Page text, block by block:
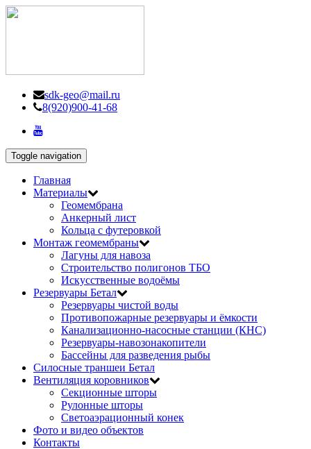
sdk-geo@mail.ru
8(920)900-41-68
Toggle navigation
Главная
Материалы
Геомембрана
Анкерный лист
Кольца с футеровкой
Монтаж геомембраны
Лагуны для навоза
Строительство полигонов ТБО
Искусственные водоёмы
Резервуары Бетал
Резервуары чистой воды
Противопожарные резервуары и ёмкости
Канализационно-насосные станции (КНС)
Резервуары-навозонакопители
Бассейны для разведения рыбы
Силосные траншеи Бетал
Вентиляция коровников
Секционные шторы
Рулонные шторы
Светоаэрационный конек
Фото и видео объектов
Контакты